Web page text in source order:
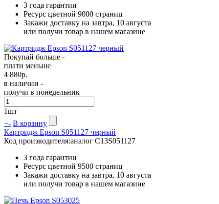
3 года гарантии
Ресурс цветной 9000 страниц
Закажи доставку на завтра, 10 августа
или получи товар в нашем магазине
Покупай больше -
плати меньше
4 880р.
в наличии -
получи в понедельник
1шт
+- В корзину
Картридж Epson S051127 черный
Код производителя:аналог C13S051127
3 года гарантии
Ресурс цветной 9500 страниц
Закажи доставку на завтра, 10 августа
или получи товар в нашем магазине